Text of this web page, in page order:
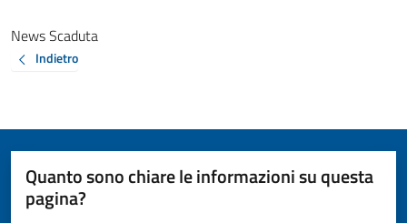
News Scaduta
Indietro
Quanto sono chiare le informazioni su questa
pagina?